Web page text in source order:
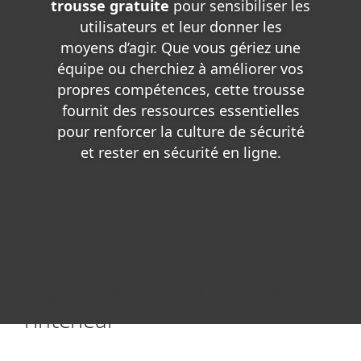
trousse gratuite pour sensibiliser les
utilisateurs et leur donner les
moyens d’agir. Que vous gériez une
équipe ou cherchiez à améliorer vos
propres compétences, cette trousse
fournit des ressources essentielles
pour renforcer la culture de sécurité
et rester en sécurité en ligne.
l’intérieur